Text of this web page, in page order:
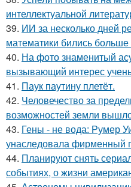
интеллектуальной
39. ИИ за несколько дней
математики бились больше
40. На фото знаменитый
вызывающий интерес
41. Паук паутину плетёт.
42. Человечество за
возможностей земли
43. Гены - не вода: Румер
унаследовала фирменный
44. Планируют снять
событиях, о жизни